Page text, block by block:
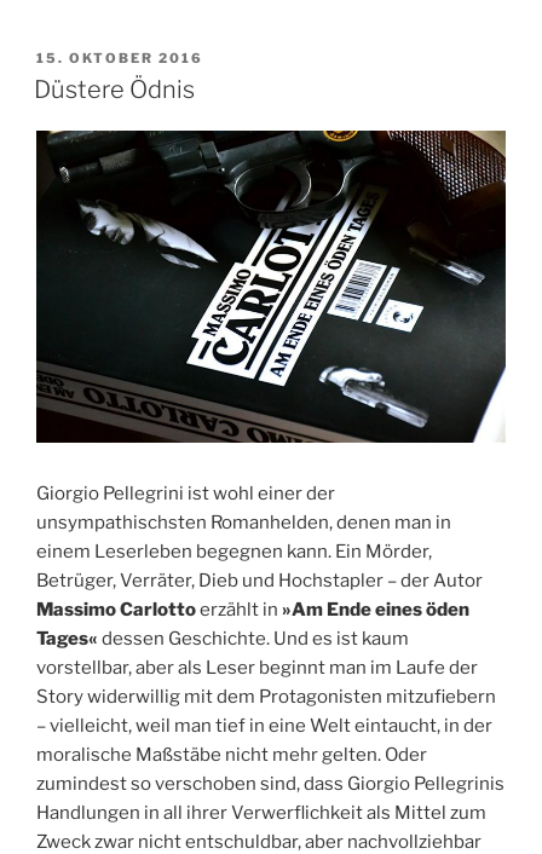
VERÖFFENTLICHT
AM
15. OKTOBER 2016
Düstere Ödnis
Giorgio Pellegrini ist wohl einer der
unsympathischsten Romanhelden, denen man in
einem Leserleben begegnen kann. Ein Mörder,
Betrüger, Verräter, Dieb und Hochstapler – der Autor
Massimo Carlottoerzählt in »Am Ende eines öden
Tages« dessen Geschichte. Und es ist kaum
vorstellbar, aber als Leser beginnt man im Laufe der
Story widerwillig mit dem Protagonisten mitzufiebern
– vielleicht, weil man tief in eine Welt eintaucht, in der
moralische Maßstäbe nicht mehr gelten. Oder
zumindest so verschoben sind, dass Giorgio Pellegrinis
Handlungen in all ihrer Verwerflichkeit als Mittel zum
Zweck zwar nicht entschuldbar, aber nachvollziehbar